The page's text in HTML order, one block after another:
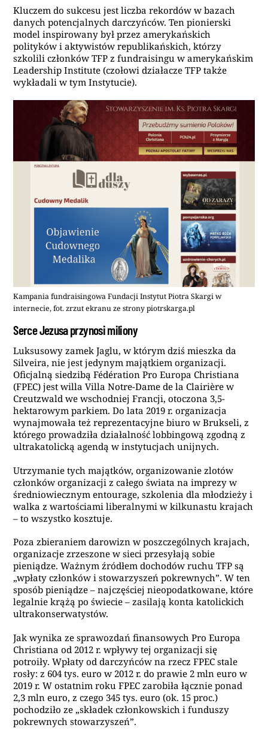
Kluczem do sukcesu jest liczba rekordów w bazach
danych potencjalnych darczyńców. Ten pionierski
model inspirowany był przez amerykańskich
polityków i aktywistów republikańskich, którzy
szkolili członków TFP z fundraisingu w amerykańskim
Leadership Institute (czołowi działacze TFP także
wykładali w tym Instytucie).
Kampania fundraisingowa Fundacji Instytut Piotra Skargi w
internecie, fot. zrzut ekranu ze strony piotrskarga.pl
Serce Jezusa przynosi miliony
Luksusowy zamek Jaglu, w którym dziś mieszka da
Silveira, nie jest jedynym majątkiem organizacji.
Oficjalną siedzibą Fédération Pro Europa Christiana
(FPEC) jest willa Villa Notre-Dame de la Clairière w
Creutzwald we wschodniej Francji, otoczona 3,5-
hektarowym parkiem. Do lata 2019 r. organizacja
wynajmowała też reprezentacyjne biuro w Brukseli, z
którego prowadziła działalność lobbingową zgodną z
ultrakatolicką agendą w instytucjach unijnych.
Utrzymanie tych majątków, organizowanie zlotów
członków organizacji z całego świata na imprezy w
średniowiecznym entourage, szkolenia dla młodzieży i
walka z wartościami liberalnymi w kilkunastu krajach
– to wszystko kosztuje.
Poza zbieraniem darowizn w poszczególnych krajach,
organizacje zrzeszone w sieci przesyłają sobie
pieniądze. Ważnym źródłem dochodów ruchu TFP są
„wpłaty członków i stowarzyszeń pokrewnych”. W ten
sposób pieniądze – najczęściej nieopodatkowane, które
legalnie krążą po świecie – zasilają konta katolickich
ultrakonserwatystów.
Jak wynika ze sprawozdań finansowych Pro Europa
Christiana od 2012 r. wpływy tej organizacji się
potroiły. Wpłaty od darczyńców na rzecz FPEC stale
rosły: z 604 tys. euro w 2012 r. do prawie 2 mln euro w
2019 r. W ostatnim roku FPEC zarobiła łącznie ponad
2,3 mln euro, z czego 345 tys. euro (ok. 15 proc.)
pochodziło ze „składek członkowskich i funduszy
pokrewnych stowarzyszeń”.